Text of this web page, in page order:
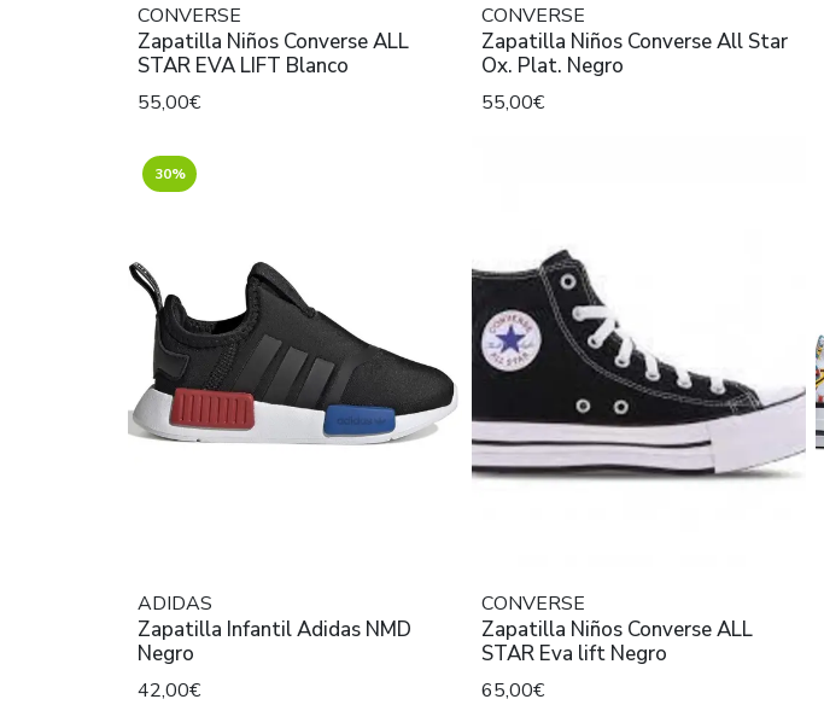
CONVERSE
Zapatilla Niños Converse ALL
STAR EVA LIFT Blanco
55,00€
CONVERSE
Zapatilla Niños Converse All Star
Ox. Plat. Negro
55,00€
30%
ADIDAS
Zapatilla Infantil Adidas NMD
Negro
42,00€
CONVERSE
Zapatilla Niños Converse ALL
STAR Eva lift Negro
65,00€